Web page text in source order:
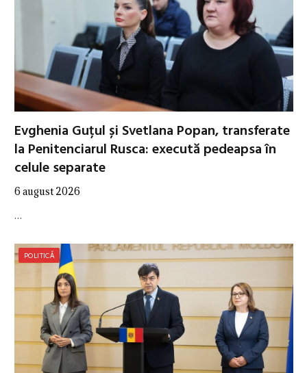
Evghenia Guțul și Svetlana Popan, transferate
la Penitenciarul Rusca: execută pedeapsa în
celule separate
6 august 2026
…
POLITICĂ